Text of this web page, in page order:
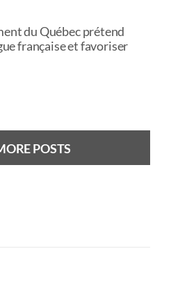
du Québec prétend
française et favoriser
POSTS